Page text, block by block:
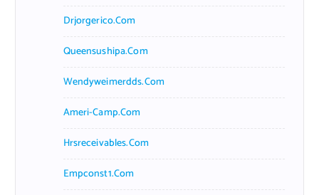
Drjorgerico.com
Queensushipa.com
Wendyweimerdds.com
Ameri-Camp.com
Hrsreceivables.com
Empconst1.com